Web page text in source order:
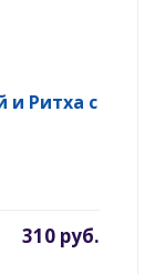
Ритха с
310 руб.